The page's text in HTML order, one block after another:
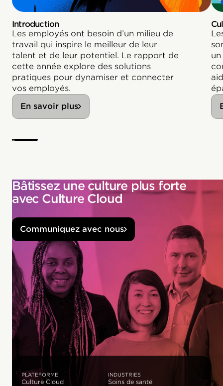
Introduction
Les employés ont besoin d’un milieu de
travail qui inspire le meilleur de leur
talent et de leur potentiel. Le rapport de
cette année explore des solutions
pratiques pour dynamiser et connecter
vos employés.
En savoir plus
Bâtissez une culture plus forte
avec Culture Cloud
Communiquez avec nous
PLATEFORME
Culture Cloud
INDUSTRIES
Soins de santé